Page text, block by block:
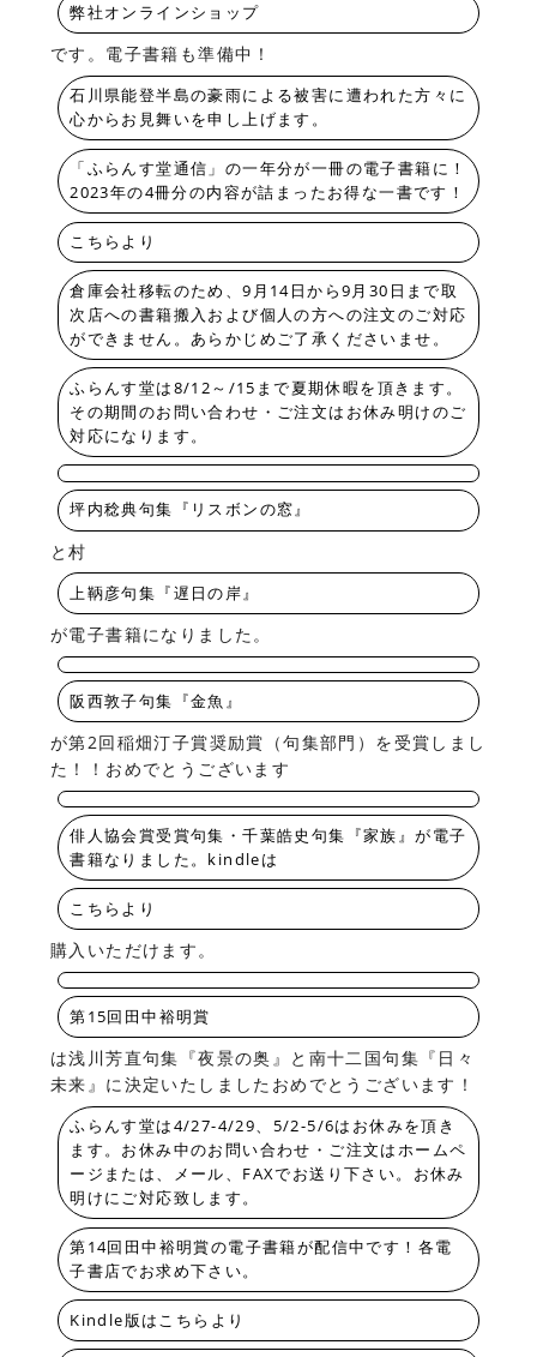
弊社オンラインショップ
です。電子書籍も準備中！
石川県能登半島の豪雨による被害に遭われた方々に
心からお見舞いを申し上げます。
「ふらんす堂通信」の一年分が一冊の電子書籍に！
2023年の4冊分の内容が詰まったお得な一書です！
こちらより
倉庫会社移転のため、9月14日から9月30日まで取
次店への書籍搬入および個人の方への注文のご対応
ができません。あらかじめご了承くださいませ。
ふらんす堂は8/12～/15まで夏期休暇を頂きます。
その期間のお問い合わせ・ご注文はお休み明けのご
対応になります。
坪内稔典句集『リスボンの窓』
と村
上鞆彦句集『遅日の岸』
が電子書籍になりました。
阪西敦子句集『金魚』
が第2回稲畑汀子賞奨励賞（句集部門）を受賞しまし
た！！おめでとうございます
俳人協会賞受賞句集・千葉皓史句集『家族』が電子
書籍なりました。kindleは
こちらより
購入いただけます。
第15回田中裕明賞
は浅川芳直句集『夜景の奥』と南十二国句集『日々
未来』に決定いたしましたおめでとうございます！
ふらんす堂は4/27-4/29、5/2-5/6はお休みを頂き
ます。お休み中のお問い合わせ・ご注文はホームペ
ージまたは、メール、FAXでお送り下さい。お休み
明けにご対応致します。
第14回田中裕明賞の電子書籍が配信中です！各電
子書店でお求め下さい。
Kindle版はこちらより